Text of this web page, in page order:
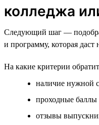
колледжа
Следующий шаг —
и программу, которая
На какие критерии
наличие нужной
проходные баллы
отзывы